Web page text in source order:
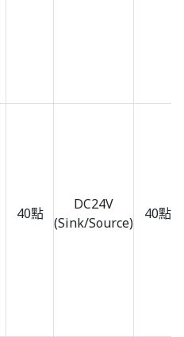
40點
DC24V
(Sink/Source)
40點